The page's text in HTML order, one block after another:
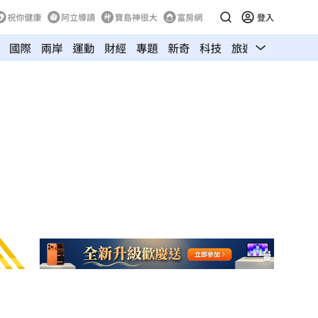
祝你健康 阿立導讀 寶島神很大 富房網 登入
國際 兩岸 運動 財經 專題 新奇 科技 旅遊 汽車